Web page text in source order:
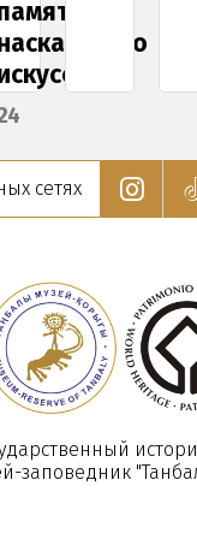
сетях
заповедник